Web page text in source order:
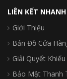
LIÊN KẾT NHANH
Giới Thiệu
Bản Đồ Cửa
Giải Quyết
Bảo Mật Thanh